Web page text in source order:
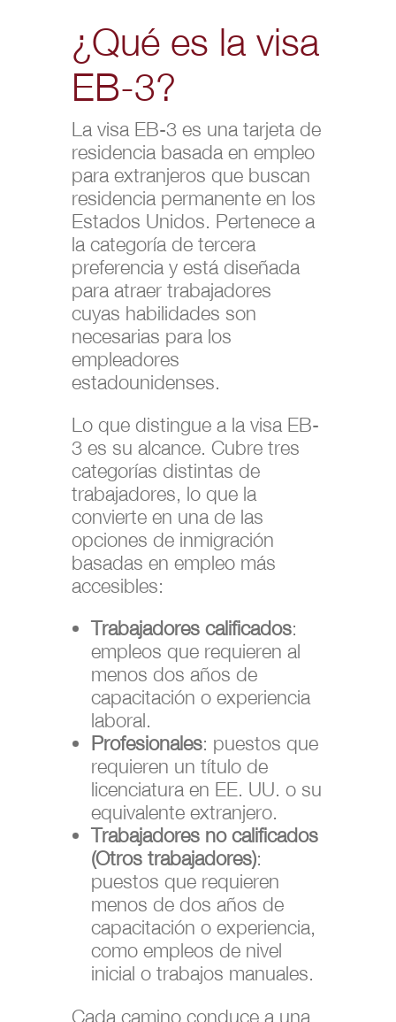
¿Qué es la visa
EB-3?
La visa EB-3 es una tarjeta de
residencia basada en empleo
para extranjeros que buscan
residencia permanente en los
Estados Unidos. Pertenece a
la categoría de tercera
preferencia y está diseñada
para atraer trabajadores
cuyas habilidades son
necesarias para los
empleadores
estadounidenses.
Lo que distingue a la visa EB-
3 es su alcance. Cubre tres
categorías distintas de
trabajadores, lo que la
convierte en una de las
opciones de inmigración
basadas en empleo más
accesibles:
Trabajadores calificados:
empleos que requieren al
menos dos años de
capacitación o experiencia
laboral.
Profesionales: puestos que
requieren un título de
licenciatura en EE. UU. o su
equivalente extranjero.
Trabajadores no calificados
(Otros trabajadores):
puestos que requieren
menos de dos años de
capacitación o experiencia,
como empleos de nivel
inicial o trabajos manuales.
Cada camino conduce a una